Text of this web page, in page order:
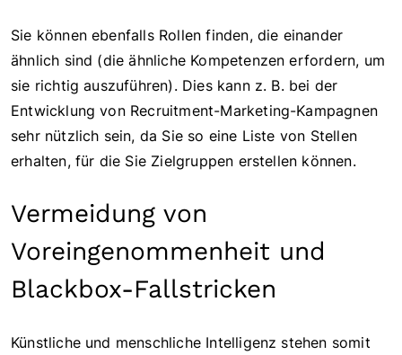
Sie können ebenfalls Rollen finden, die einander
ähnlich sind (die ähnliche Kompetenzen erfordern, um
sie richtig auszuführen). Dies kann z. B. bei der
Entwicklung von Recruitment-Marketing-Kampagnen
sehr nützlich sein, da Sie so eine Liste von Stellen
erhalten, für die Sie Zielgruppen erstellen können.
Vermeidung von
Voreingenommenheit und
Blackbox-Fallstricken
Künstliche und menschliche Intelligenz stehen somit